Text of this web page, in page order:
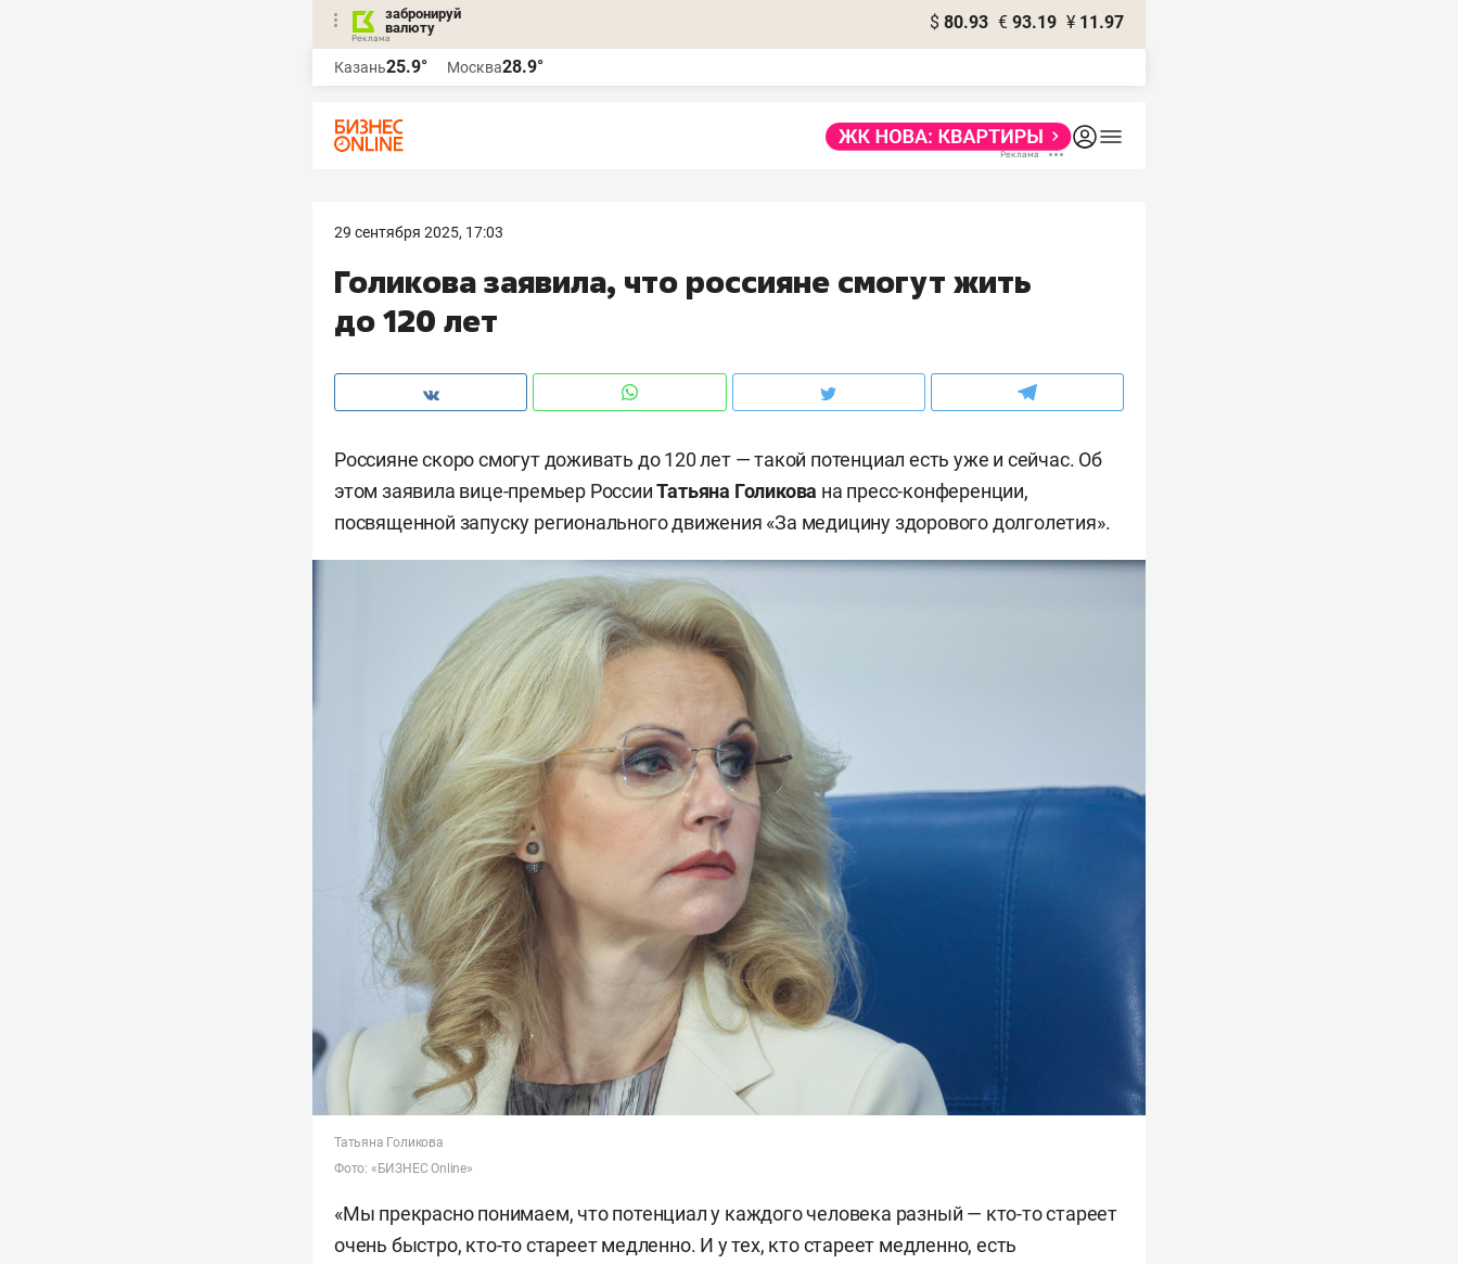
забронируй
валюту
$ 80.93 € 93.19 ¥ 11.97
Казань25.9° Москва28.9°
29 сентября 2025, 17:03
Голикова заявила, что россияне смогут жить
до 120 лет
Россияне скоро смогут доживать до 120 лет — такой потенциал есть уже и сейчас. Об
этом заявила вице-премьер РоссииТатьяна Голикова на пресс-конференции,
посвященной запуску регионального движения «За медицину здорового долголетия».
Татьяна Голикова
Фото: «БИЗНЕС Online»
«Мы прекрасно понимаем, что потенциал у каждого человека разный — кто-то стареет
очень быстро, кто-то стареет медленно. И у тех, кто стареет медленно, есть